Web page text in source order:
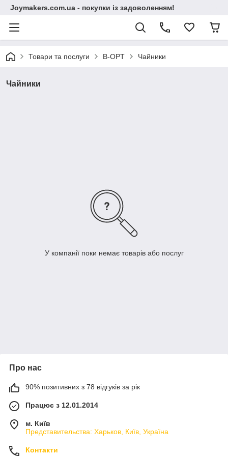
Joymakers.com.ua - покупки із задоволенням!
Товари та послуги B-OPT Чайники
Чайники
У компанії поки немає товарів або послуг
Про нас
90% позитивних з 78 відгуків за рік
Працює з 12.01.2014
м. Київ
Представительства: Харьков, Київ, Україна
Контакти